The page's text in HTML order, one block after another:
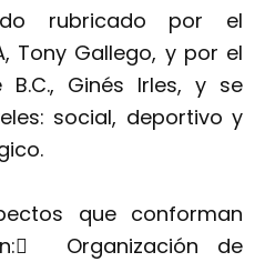
rubricado por el
Tony Gallego, y por el
B.C., Ginés Irles, y se
social, deportivo y
que conforman
Organización de